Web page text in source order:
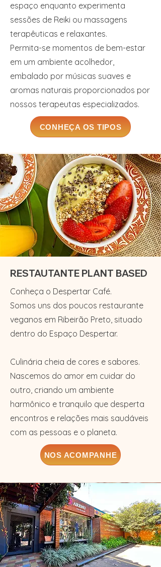
espaço enquanto experimenta
sessões de Reiki ou massagens
terapêuticas e relaxantes.
Permita-se momentos de bem-estar
em um ambiente acolhedor,
embalado por músicas suaves e
aromas naturais proporcionados por
nossos terapeutas especializados.
CONHEÇA OS TIPOS
RESTAUTANTE PLANT BASED
​Conheça o Despertar Café.
Somos uns dos poucos restaurante
veganos em Ribeirão Preto, situado
dentro do Espaço Despertar.
Culinária cheia de cores e sabores.
​Nascemos do amor em cuidar do
outro, criando um ambiente
harmônico e tranquilo que desperta
encontros e relações mais saudáveis
com as pessoas e o planeta.
NOS ACOMPANHE